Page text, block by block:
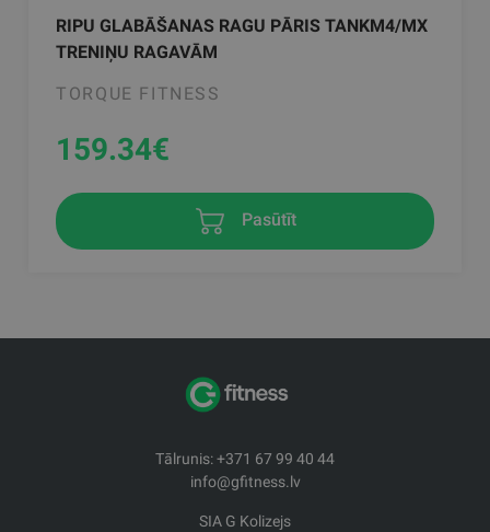
RIPU GLABĀŠANAS RAGU PĀRIS TANKM4/MX
TRENIŅU RAGAVĀM
TORQUE FITNESS
159.34€
Pasūtīt
Tālrunis: +371 67 99 40 44
info@gfitness.lv
SIA G Kolizejs